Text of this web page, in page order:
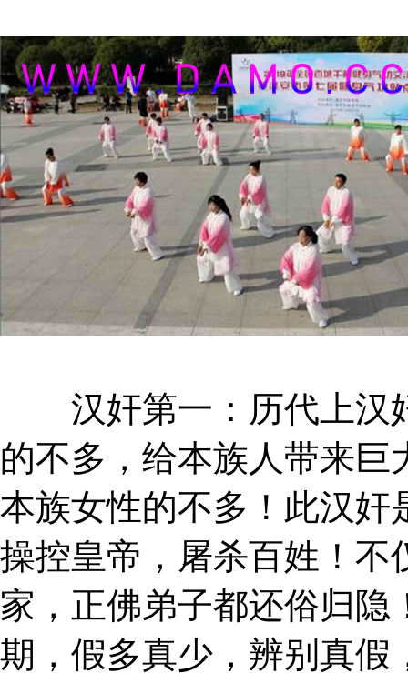
汉奸第一：历代上汉
的不多，给本族人带来
本族女性的不多！此汉奸
操控皇帝，屠杀百姓！不
家，正佛弟子都还俗归
期，假多真少，辨别真假